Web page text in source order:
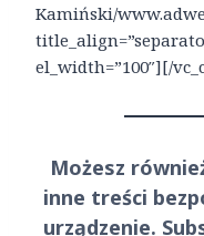
Kamiński/
el_width=”100″][/
Możesz
inne treści
urządzenie.